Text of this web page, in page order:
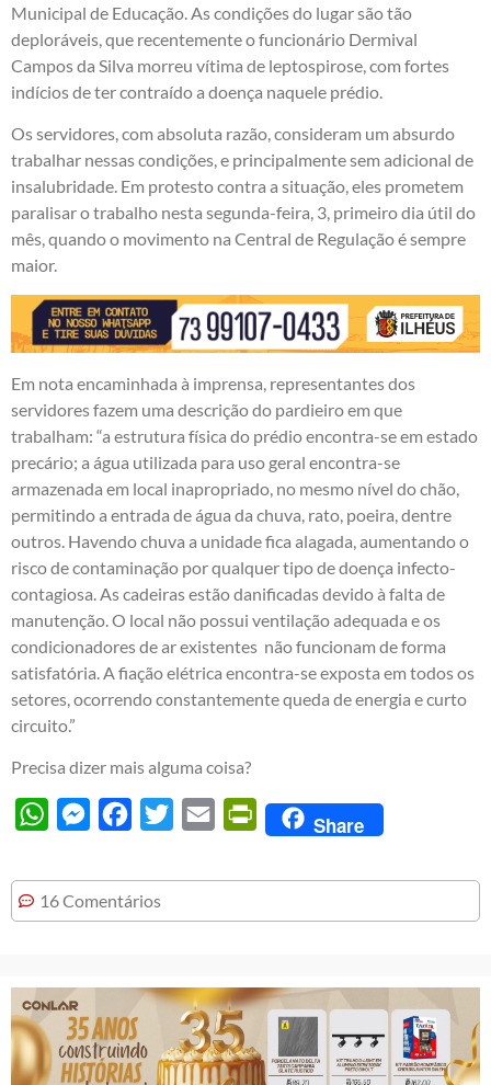
Municipal de Educação. As condições do lugar são tão
deploráveis, que recentemente o funcionário Dermival
Campos da Silva morreu vítima de leptospirose, com fortes
indícios de ter contraído a doença naquele prédio.
Os servidores, com absoluta razão, consideram um absurdo
trabalhar nessas condições, e principalmente sem adicional de
insalubridade. Em protesto contra a situação, eles prometem
paralisar o trabalho nesta segunda-feira, 3, primeiro dia útil do
mês, quando o movimento na Central de Regulação é sempre
maior.
Em nota encaminhada à imprensa, representantes dos
servidores fazem uma descrição do pardieiro em que
trabalham: “a estrutura física do prédio encontra-se em estado
precário; a água utilizada para uso geral encontra-se
armazenada em local inapropriado, no mesmo nível do chão,
permitindo a entrada de água da chuva, rato, poeira, dentre
outros. Havendo chuva a unidade fica alagada, aumentando o
risco de contaminação por qualquer tipo de doença infecto-
contagiosa. As cadeiras estão danificadas devido à falta de
manutenção. O local não possui ventilação adequada e os
condicionadores de ar existentes não funcionam de forma
satisfatória. A fiação elétrica encontra-se exposta em todos os
setores, ocorrendo constantemente queda de energia e curto
circuito.”
Precisa dizer mais alguma coisa?
WhatsAppMessengerFacebook
Twitter Email PrintFriendly
Share
16 Comentários